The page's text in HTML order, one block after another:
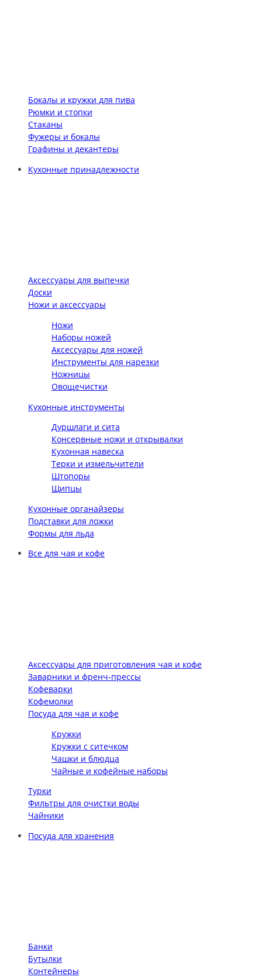
Бокалы и кружки для пива
Рюмки и стопки
Стаканы
Фужеры и бокалы
Графины и декантеры
Кухонные принадлежности
Аксессуары для выпечки
Доски
Ножи и аксессуары
Ножи
Наборы ножей
Аксессуары для ножей
Инструменты для нарезки
Ножницы
Овощечистки
Кухонные инструменты
Дуршлаги и сита
Консервные ножи и открывалки
Кухонная навеска
Терки и измельчители
Штопоры
Щипцы
Кухонные органайзеры
Подставки для ложки
Формы для льда
Все для чая и кофе
Аксессуары для приготовления чая и кофе
Заварники и френч-прессы
Кофеварки
Кофемолки
Посуда для чая и кофе
Кружки
Кружки с ситечком
Чашки и блюдца
Чайные и кофейные наборы
Турки
Фильтры для очистки воды
Чайники
Посуда для хранения
Банки
Бутылки
Контейнеры